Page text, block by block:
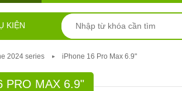
KIỆN
2024 series iPhone 16 Pro Max 6.9"
PRO MAX 6.9"